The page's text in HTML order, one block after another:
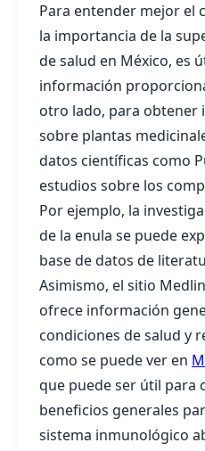
Para entender mejor el
la importancia de la
de salud en México, es
información
otro lado, para obtener
sobre plantas
datos científicas como
estudios sobre los
Por ejemplo, la
de la enula se puede
base de datos de
Asimismo, el sitio
ofrece información
condiciones de salud y
como se puede ver en
que puede ser útil para
beneficios generales
sistema inmunológico